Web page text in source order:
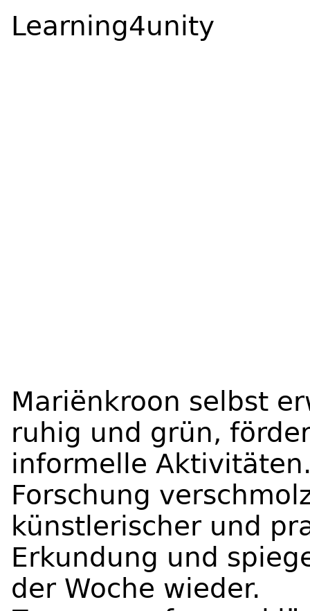
Learning4unity
Mariënkroon selbst
ruhig und grün,
informelle
Forschung
künstlerischer und
Erkundung und
der Woche wieder.